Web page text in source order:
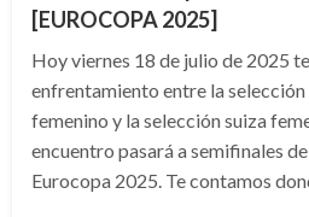
[EUROCOPA 2025]
Hoy viernes 18 de julio de 2025
enfrentamiento entre la
femenino y la selección suiza
encuentro pasará a semifinales
Eurocopa 2025. Te contamos